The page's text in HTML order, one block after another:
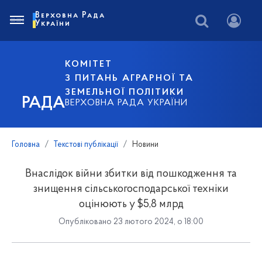
РАДА
КОМІТЕТ
З ПИТАНЬ АГРАРНОЇ ТА
ЗЕМЕЛЬНОЇ ПОЛІТИКИ
ВЕРХОВНА РАДА УКРАЇНИ
Верховна Рада
України
Головна Текстові публікації Новини
Внаслідок війни збитки від пошкодження та
знищення сільськогосподарської техніки
оцінюють у $5,8 млрд
Опубліковано 23 лютого 2024, о 18:00